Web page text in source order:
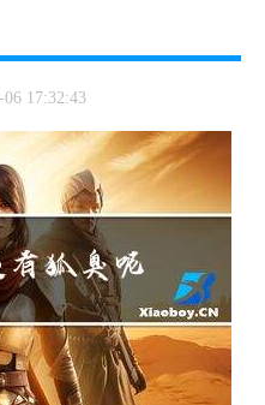
06 17:32:43